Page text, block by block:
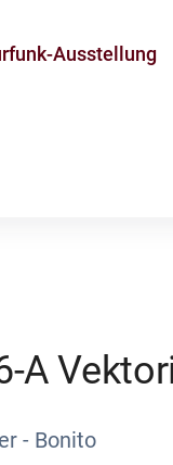
Ausstellung
A
- Bonito